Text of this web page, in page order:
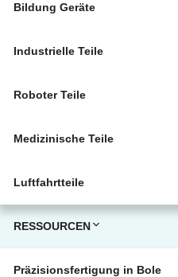
Bildung Geräte
Industrielle Teile
Roboter Teile
Medizinische Teile
Luftfahrtteile
RESSOURCEN
Präzisionsfertigung in Bole